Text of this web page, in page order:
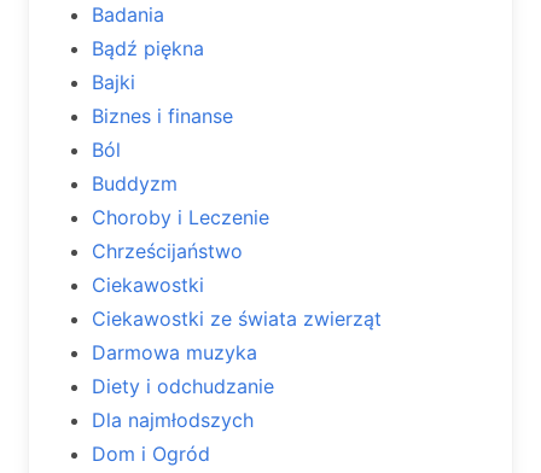
Badania
Bądź piękna
Bajki
Biznes i finanse
Ból
Buddyzm
Choroby i Leczenie
Chrześcijaństwo
Ciekawostki
Ciekawostki ze świata zwierząt
Darmowa muzyka
Diety i odchudzanie
Dla najmłodszych
Dom i Ogród